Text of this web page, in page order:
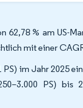
% am US-
mit einer
im Jahr 2025
PS)